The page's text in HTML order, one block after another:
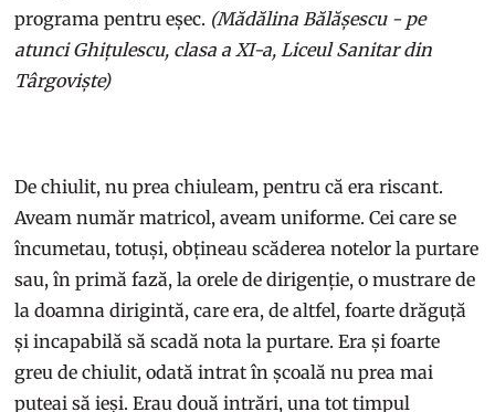
programa pentru eșec. (Mădălina Bălășescu - pe
atunci Ghițulescu, clasa a XI-a, Liceul Sanitar din
Târgoviște)
De chiulit, nu prea chiuleam, pentru că era riscant.
Aveam număr matricol, aveam uniforme. Cei care se
încumetau, totuși, obțineau scăderea notelor la purtare
sau, în primă fază, la orele de dirigenție, o mustrare de
la doamna dirigintă, care era, de altfel, foarte drăguță
și incapabilă să scadă nota la purtare. Era și foarte
greu de chiulit, odată intrat în școală nu prea mai
puteai să ieși. Erau două intrări, una tot timpul